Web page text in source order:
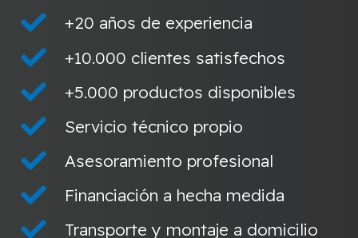
+20 años de experiencia
+10.000 clientes satisfechos
+5.000 productos disponibles
Servicio técnico propio
Asesoramiento profesional
Financiación a hecha medida
Transporte y montaje a domicilio